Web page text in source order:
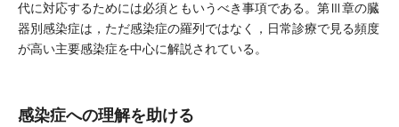
代に対応するためには必須ともいうべき事項である。第Ⅲ章の臓
器別感染症は，ただ感染症の羅列ではなく，日常診療で見る頻度
が高い主要感染症を中心に解説されている。
感染症への理解を助ける